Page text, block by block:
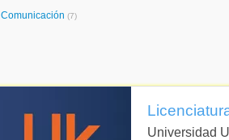
Comunicación (7)
Universidad